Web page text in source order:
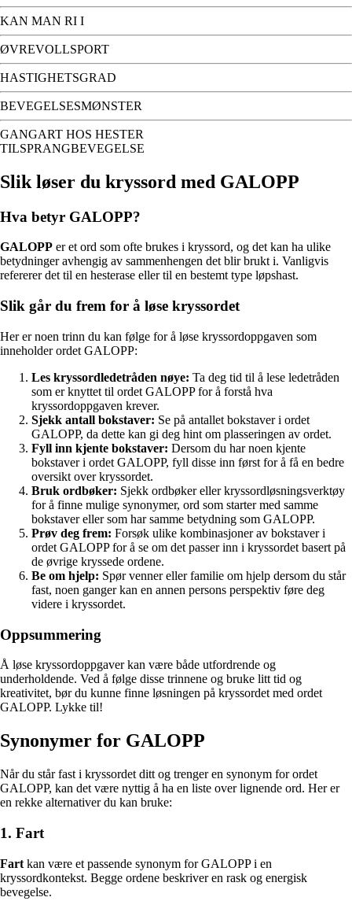
KAN MAN RI I
ØVREVOLLSPORT
HASTIGHETSGRAD
BEVEGELSESMØNSTER
GANGART HOS HESTER
TILSPRANGBEVEGELSE
Slik løser du kryssord med GALOPP
Hva betyr GALOPP?
GALOPP er et ord som ofte brukes i kryssord, og det kan ha ulike
betydninger avhengig av sammenhengen det blir brukt i. Vanligvis
refererer det til en hesterase eller til en bestemt type løpshast.
Slik går du frem for å løse kryssordet
Her er noen trinn du kan følge for å løse kryssordoppgaven som
inneholder ordet GALOPP:
Les kryssordledetråden nøye: Ta deg tid til å lese ledetråden
som er knyttet til ordet GALOPP for å forstå hva
kryssordoppgaven krever.
Sjekk antall bokstaver: Se på antallet bokstaver i ordet
GALOPP, da dette kan gi deg hint om plasseringen av ordet.
Fyll inn kjente bokstaver: Dersom du har noen kjente
bokstaver i ordet GALOPP, fyll disse inn først for å få en bedre
oversikt over kryssordet.
Bruk ordbøker: Sjekk ordbøker eller kryssordløsningsverktøy
for å finne mulige synonymer, ord som starter med samme
bokstaver eller som har samme betydning som GALOPP.
Prøv deg frem: Forsøk ulike kombinasjoner av bokstaver i
ordet GALOPP for å se om det passer inn i kryssordet basert på
de øvrige kryssede ordene.
Be om hjelp: Spør venner eller familie om hjelp dersom du står
fast, noen ganger kan en annen persons perspektiv føre deg
videre i kryssordet.
Oppsummering
Å løse kryssordoppgaver kan være både utfordrende og
underholdende. Ved å følge disse trinnene og bruke litt tid og
kreativitet, bør du kunne finne løsningen på kryssordet med ordet
GALOPP. Lykke til!
Synonymer for GALOPP
Når du står fast i kryssordet ditt og trenger en synonym for ordet
GALOPP, kan det være nyttig å ha en liste over lignende ord. Her er
en rekke alternativer du kan bruke:
1. Fart
Fart kan være et passende synonym for GALOPP i en
kryssordkontekst. Begge ordene beskriver en rask og energisk
bevegelse.